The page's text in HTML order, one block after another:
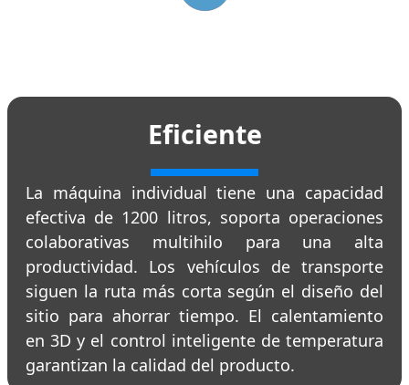
Eficiente
La máquina individual tiene una capacidad
efectiva de 1200 litros, soporta operaciones
colaborativas multihilo para una alta
productividad. Los vehículos de transporte
siguen la ruta más corta según el diseño del
sitio para ahorrar tiempo. El calentamiento
en 3D y el control inteligente de temperatura
garantizan la calidad del producto.